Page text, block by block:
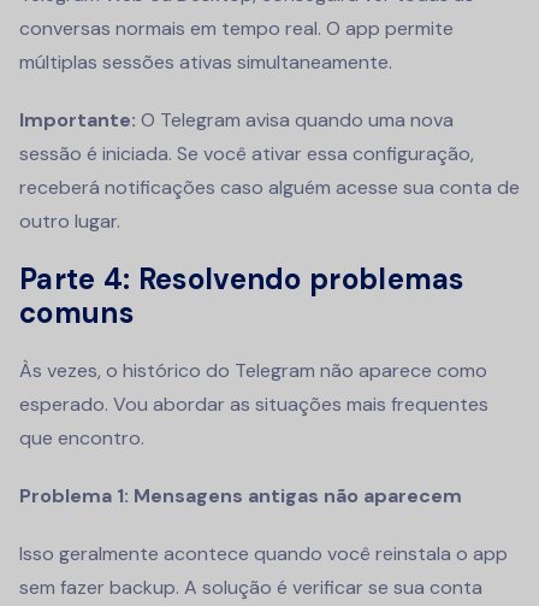
conversas normais em tempo real. O app permite
múltiplas sessões ativas simultaneamente.
Importante: O Telegram avisa quando uma nova
sessão é iniciada. Se você ativar essa configuração,
receberá notificações caso alguém acesse sua conta de
outro lugar.
Parte 4: Resolvendo problemas
comuns
Às vezes, o histórico do Telegram não aparece como
esperado. Vou abordar as situações mais frequentes
que encontro.
Problema 1: Mensagens antigas não aparecem
Isso geralmente acontece quando você reinstala o app
sem fazer backup. A solução é verificar se sua conta